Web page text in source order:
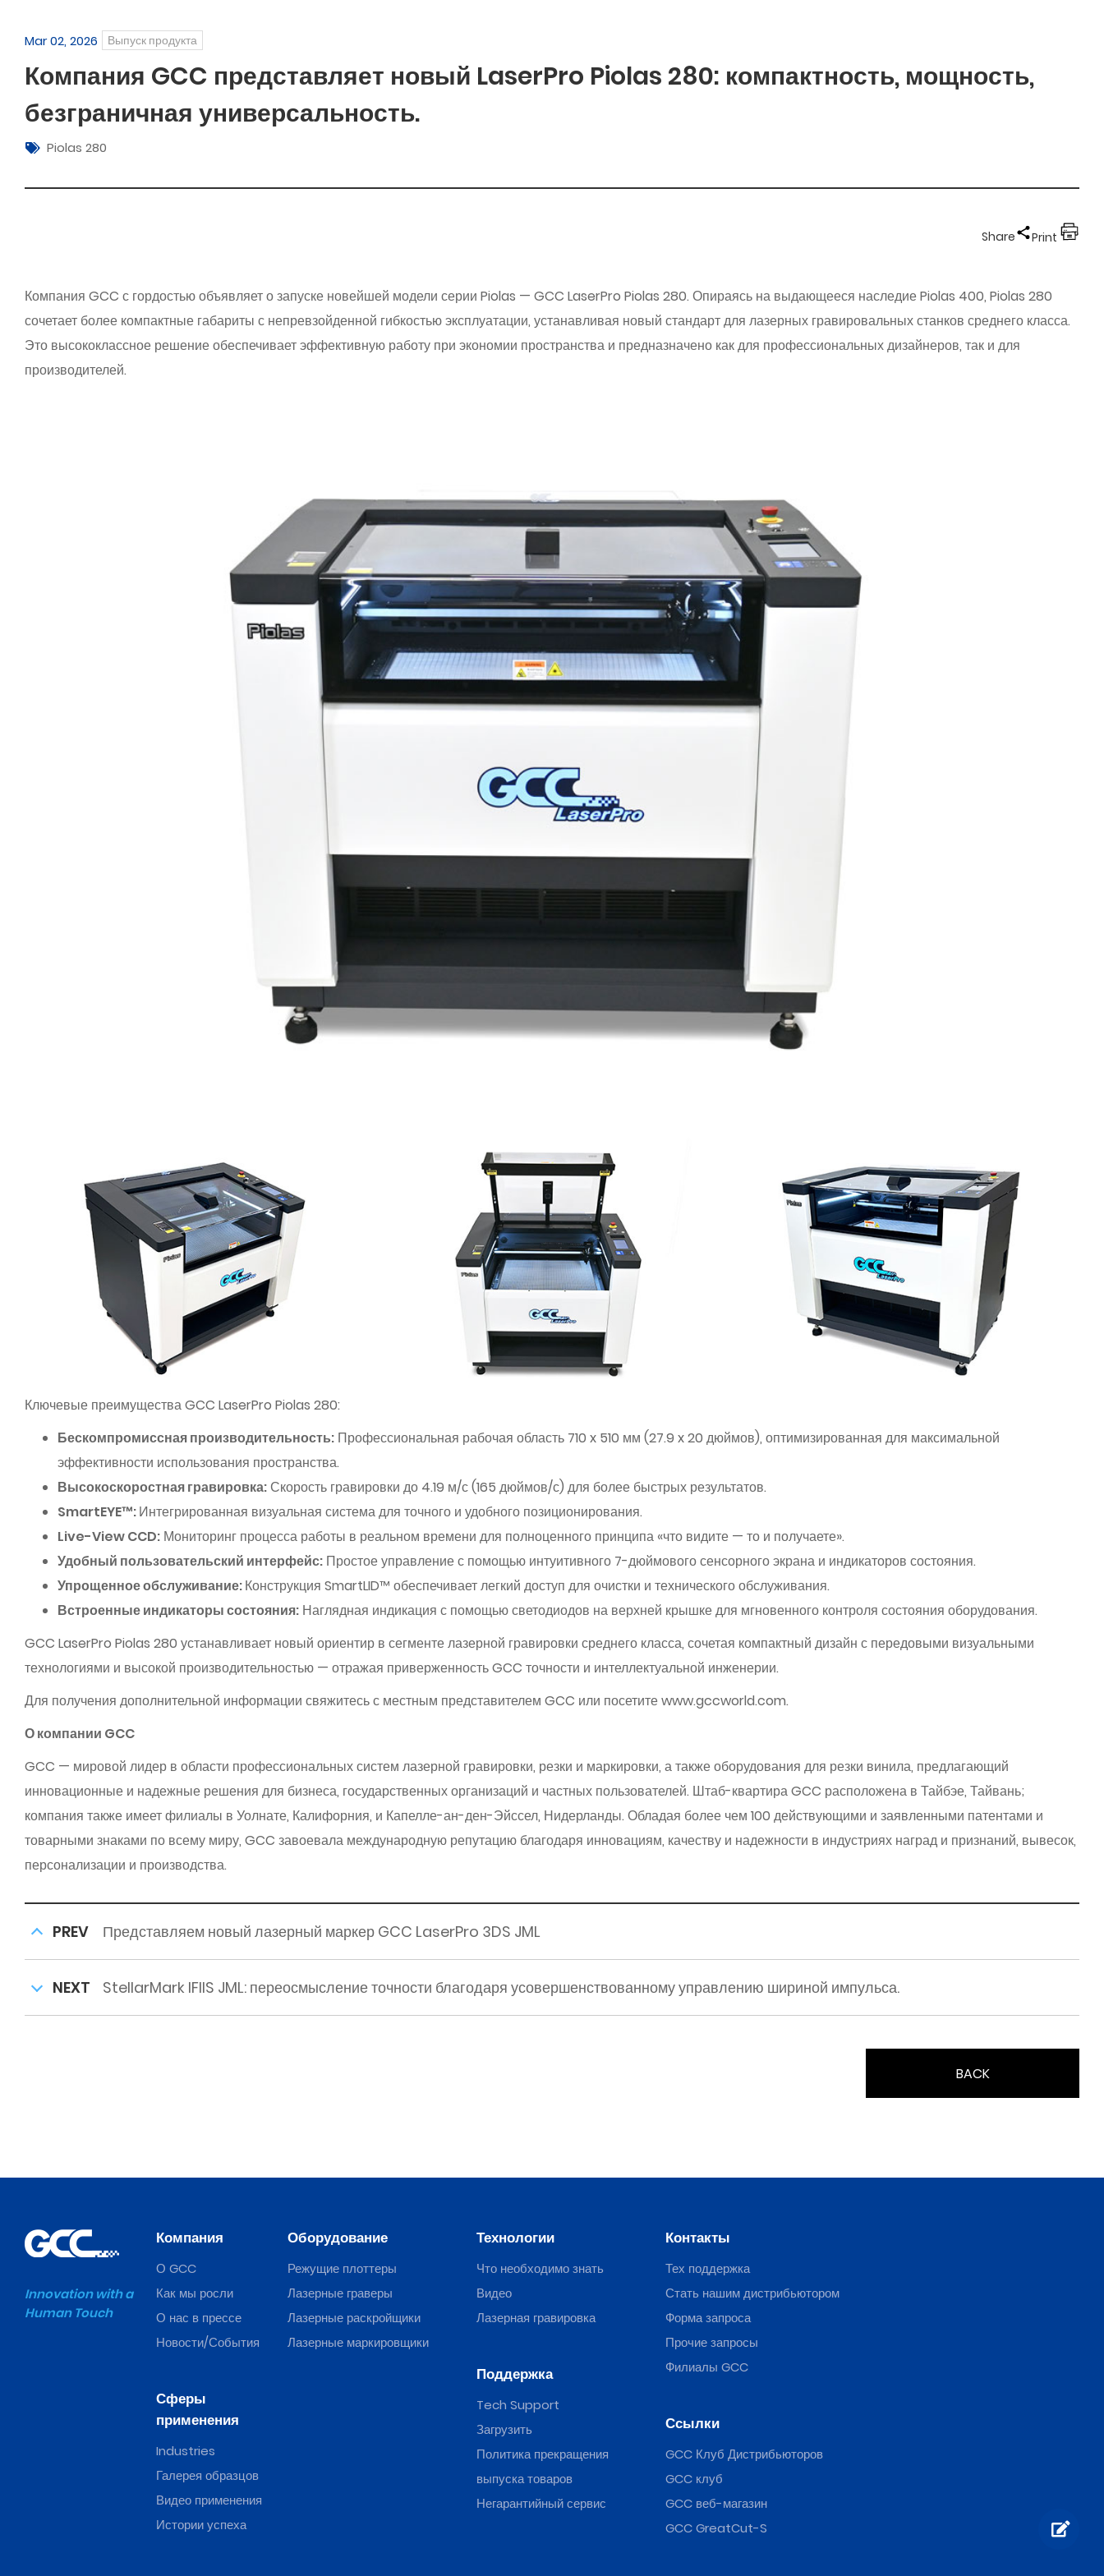
Mar 02, 2026 Выпуск продукта
Компания GCC представляет новый LaserPro Piolas 280: компактность, мощность,
безграничная универсальность.
Piolas 280
Share Print
Компания GCC с гордостью объявляет о запуске новейшей модели серии Piolas — GCC LaserPro Piolas 280. Опираясь на выдающееся наследие Piolas 400, Piolas 280
сочетает более компактные габариты с непревзойденной гибкостью эксплуатации, устанавливая новый стандарт для лазерных гравировальных станков среднего класса.
Это высококлассное решение обеспечивает эффективную работу при экономии пространства и предназначено как для профессиональных дизайнеров, так и для
производителей.
Ключевые преимущества GCC LaserPro Piolas 280:
Бескомпромиссная производительность: Профессиональная рабочая область 710 x 510 мм (27.9 x 20 дюймов), оптимизированная для максимальной
эффективности использования пространства.
Высокоскоростная гравировка:Скорость гравировки до 4.19 м/с (165 дюймов/с) для более быстрых результатов.
SmartEYE™:Интегрированная визуальная система для точного и удобного позиционирования.
Live-View CCD: Мониторинг процесса работы в реальном времени для полноценного принципа «что видите — то и получаете».
Удобный пользовательский интерфейс: Простое управление с помощью интуитивного 7-дюймового сенсорного экрана и индикаторов состояния.
Упрощенное обслуживание:Конструкция SmartLID™ обеспечивает легкий доступ для очистки и технического обслуживания.
Встроенные индикаторы состояния: Наглядная индикация с помощью светодиодов на верхней крышке для мгновенного контроля состояния оборудования.
GCC LaserPro Piolas 280 устанавливает новый ориентир в сегменте лазерной гравировки среднего класса, сочетая компактный дизайн с передовыми визуальными
технологиями и высокой производительностью — отражая приверженность GCC точности и интеллектуальной инженерии.
Для получения дополнительной информации свяжитесь с местным представителем GCC или посетите www.gccworld.com.
О компании GCC
GCC — мировой лидер в области профессиональных систем лазерной гравировки, резки и маркировки, а также оборудования для резки винила, предлагающий
инновационные и надежные решения для бизнеса, государственных организаций и частных пользователей. Штаб-квартира GCC расположена в Тайбэе, Тайвань;
компания также имеет филиалы в Уолнате, Калифорния, и Капелле-ан-ден-Эйссел, Нидерланды. Обладая более чем 100 действующими и заявленными патентами и
товарными знаками по всему миру, GCC завоевала международную репутацию благодаря инновациям, качеству и надежности в индустриях наград и признаний, вывесок,
персонализации и производства.
PREV Представляем новый лазерный маркер GCC LaserPro 3DS JML
NEXT StellarMark IFIIS JML: переосмысление точности благодаря усовершенствованному управлению шириной импульса.
BACK
Innovation with a
Human Touch
Компания
О GCC
Как мы росли
О нас в прессе
Новости/События
Сферы
применения
Industries
Галерея образцов
Видео применения
Истории успеха
Оборудование
Режущие плоттеры
Лазерные граверы
Лазерные раскройщики
Лазерные маркировщики
Технологии
Что необходимо знать
Видео
Лазерная гравировка
Поддержка
Tech Support
Загрузить
Политика прекращения
выпуска товаров
Негарантийный сервис
Контакты
Тех поддержка
Стать нашим дистрибьютором
Форма запроса
Прочие запросы
Филиалы GCC
Ссылки
GCC Клуб Дистрибьюторов
GCC клуб
GCC веб-магазин
GCC GreatCut-S